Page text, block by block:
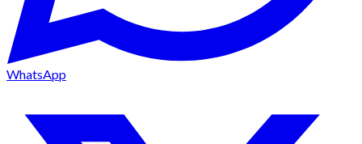
WhatsApp